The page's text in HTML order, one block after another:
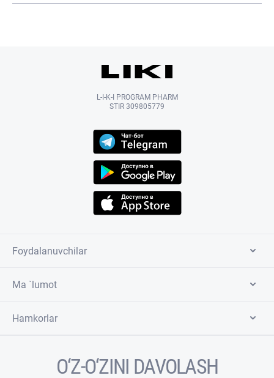
L-I-K-I PROGRAM PHARM
STIR 309805779
Foydalanuvchilar
Ma `lumot
Hamkorlar
O‘Z-O‘ZINI DAVOLASH